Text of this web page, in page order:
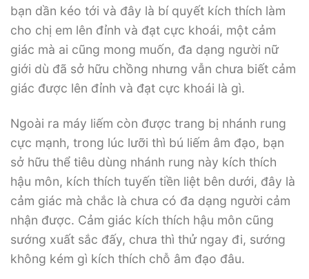
bạn dần kéo tới và đây là bí quyết kích thích làm
cho chị em lên đỉnh và đạt cực khoái, một cảm
giác mà ai cũng mong muốn, đa dạng người nữ
giới dù đã sở hữu chồng nhưng vẫn chưa biết cảm
giác được lên đỉnh và đạt cực khoái là gì.
Ngoài ra máy liếm còn được trang bị nhánh rung
cực mạnh, trong lúc lưỡi thì bú liếm âm đạo, bạn
sở hữu thể tiêu dùng nhánh rung này kích thích
hậu môn, kích thích tuyến tiền liệt bên dưới, đây là
cảm giác mà chắc là chưa có đa dạng người cảm
nhận được. Cảm giác kích thích hậu môn cũng
sướng xuất sắc đấy, chưa thì thử ngay đi, sướng
không kém gì kích thích chỗ âm đạo đâu.